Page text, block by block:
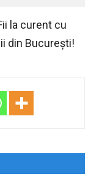
la curent cu
din București!